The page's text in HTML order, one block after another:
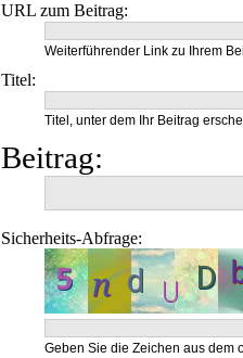
URL zum Beitrag:
Weiterführender Link zu Ihrem
Titel:
Titel, unter dem Ihr Beitrag
Beitrag:
Sicherheits-Abfrage:
Geben Sie die Zeichen aus dem